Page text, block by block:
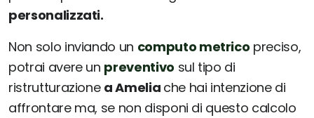
personalizzati.
Non solo inviando un computo metrico preciso,
potrai avere un preventivo sul tipo di
ristrutturazione a Amelia che hai intenzione di
affrontare ma, se non disponi di questo calcolo